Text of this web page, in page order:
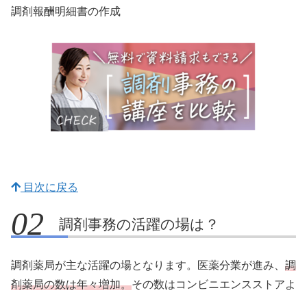
調剤報酬明細書の作成
目次に戻る
調剤事務の活躍の場は？
調剤薬局が主な活躍の場となります。医薬分業が進み、 調
剤薬局の数は年々増加。その数はコンビニエンスストアよ